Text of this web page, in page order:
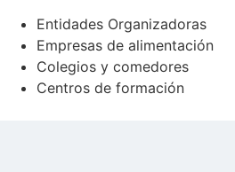
Entidades Organizadoras
Empresas de alimentación
Colegios y comedores
Centros de formación